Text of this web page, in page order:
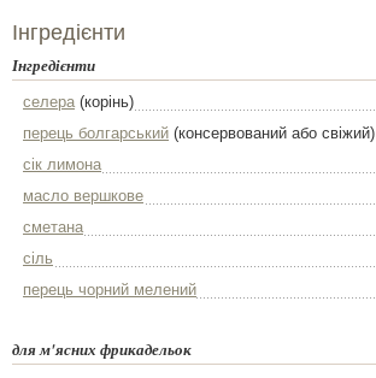
Інгредієнти
Інгредієнти
селера (корінь)
перець болгарський (консервований або свіжий)
сік лимона
масло вершкове
сметана
сіль
перець чорний мелений
для м'ясних фрикадельок